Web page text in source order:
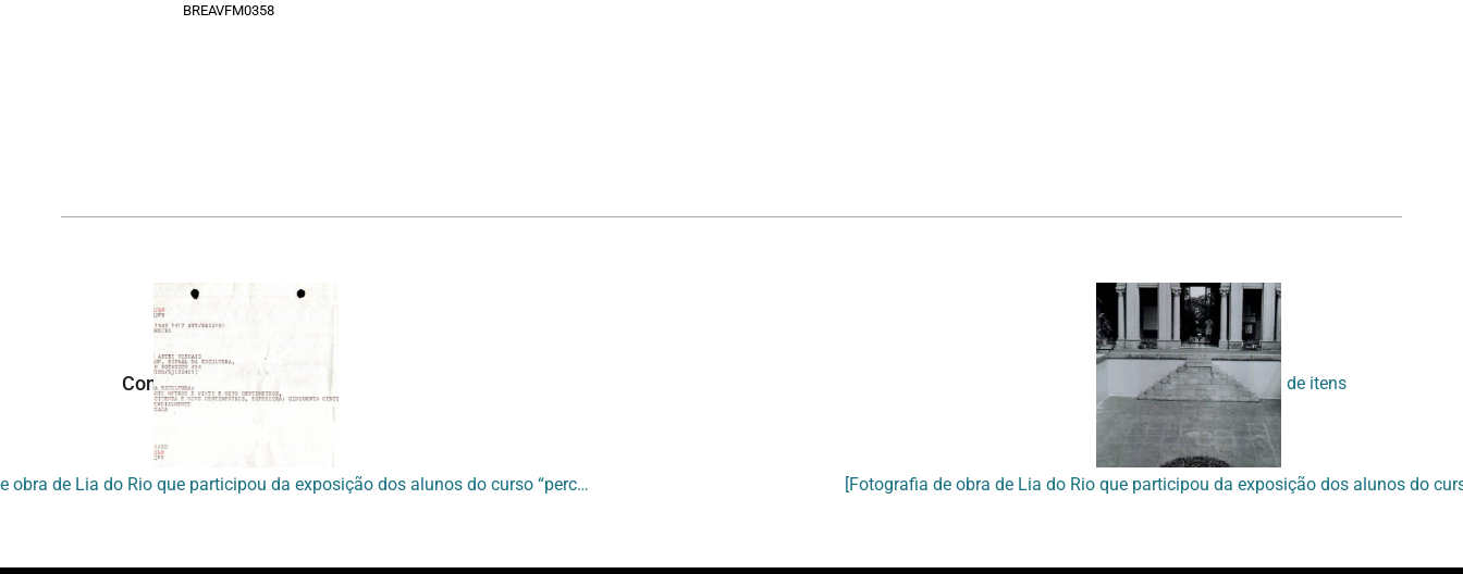
BREAVFM0358
Continuar navegando
[Fotografia de obra de Lia do Rio que participou da exposição dos alunos do curso “percepção em 3D escultura/objeto”]
Voltar para a lista de itens